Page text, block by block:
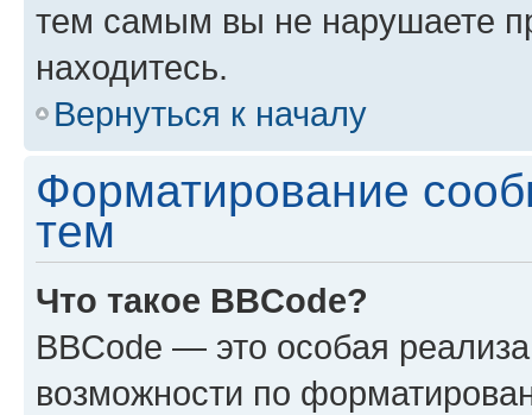
тем самым вы не нарушаете
находитесь.
Вернуться к началу
Форматирование
тем
Что такое BBCode?
BBCode — это особая
возможности по